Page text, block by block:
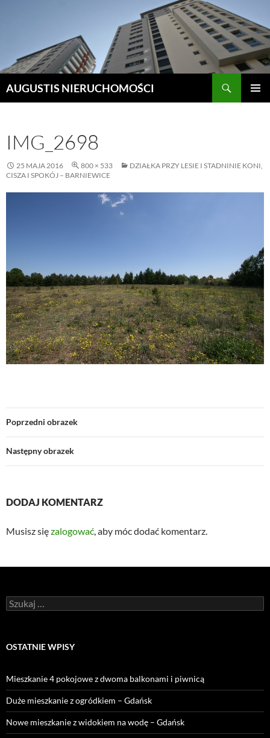
AUGUSTIS NIERUCHOMOŚCI
IMG_2698
25 MAJA 2016 800 × 533
DZIAŁKA PRZY LESIE I STADNINIE KONI,
CISZA I SPOKÓJ – BARNIEWICE
Poprzedni obrazek
Następny obrazek
DODAJ KOMENTARZ
Musisz sięzalogować, aby móc dodać komentarz.
Szukaj:
OSTATNIE WPISY
Mieszkanie 4 pokojowe z dwoma balkonami i piwnicą
Duże mieszkanie z ogródkiem – Gdańsk
Nowe mieszkanie z widokiem na wodę – Gdańsk